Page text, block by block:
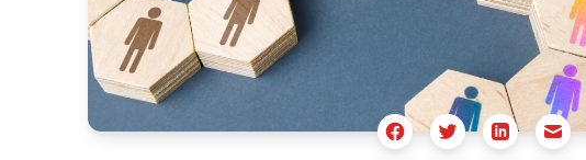
FacebookTwitterLinkedinEmail